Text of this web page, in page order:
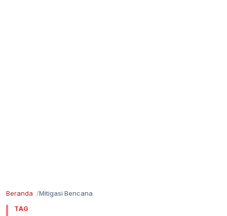
Beranda Mitigasi Bencana
TAG